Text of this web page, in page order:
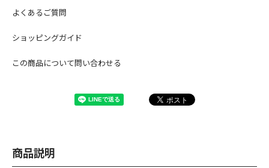
よくあるご質問
ショッピングガイド
この商品について問い合わせる
商品説明